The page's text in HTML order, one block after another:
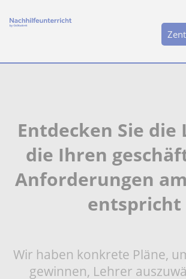
Entdecken Sie die
die Ihren
Anforderungen
entspricht
Wir haben konkrete Pläne,
gewinnen, Lehrer